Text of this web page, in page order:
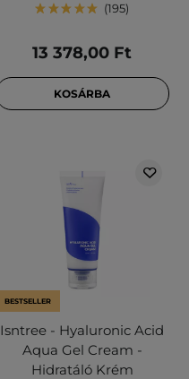
195
13 378,00 Ft
KOSÁRBA
BESTSELLER
Isntree - Hyaluronic Acid
Aqua Gel Cream -
Hidratáló Krém